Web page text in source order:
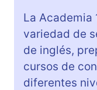
La Academia
variedad de
de inglés,
cursos de
diferentes